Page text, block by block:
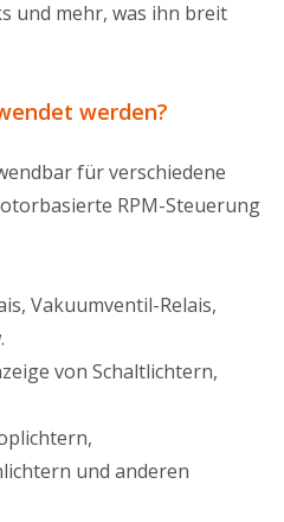
und mehr, was ihn breit
werden?
für verschiedene
RPM-Steuerung
Vakuumventil-Relais,
von Schaltlichtern,
und anderen